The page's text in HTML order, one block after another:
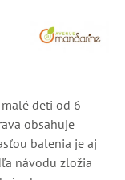
deti od 6
obsahuje
balenia je aj
návodu zložia